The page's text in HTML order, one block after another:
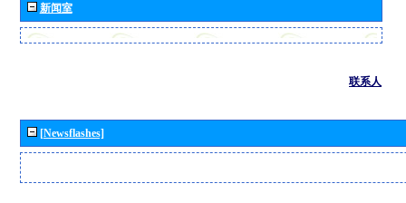
新闻室
联系人
[Newsflashes]